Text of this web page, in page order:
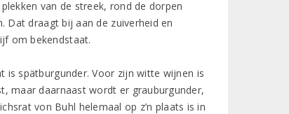
van de streek, rond de dorpen
Dat draagt bij aan de zuiverheid en
om bekendstaat.
is spätburgunder. Voor zijn witte wijnen is
maar daarnaast wordt er grauburgunder,
von Buhl helemaal op z’n plaats is in